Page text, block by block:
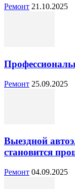
Ремонт 21.10.2025
Ремонт 25.09.2025
Выездной
становится
Ремонт 04.09.2025